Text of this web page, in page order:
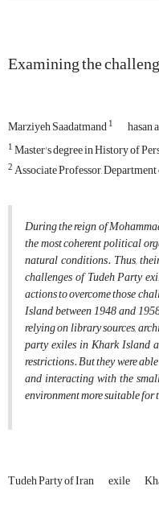
Examining the
Marziyeh Saadatmand1 hasan
1Master's degree in History of
2Associate Professor,
During the reign of
the most coherent political
natural conditions. Thus,
challenges of Tudeh Party
actions to overcome those
Island between 1948 and
relying on library sources,
party exiles in Khark Island
restrictions. But they were
and interacting with the
environment more suitable
Tudeh Party of Iran exile